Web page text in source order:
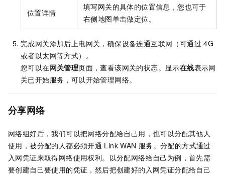
位置详情
填写网关的具体的位置信息，您也可于
右侧地图单击做定位。
完成网关添加后上电网关，确保设备连通互联网（可通过 4G
或者以太网等方式）。
您可以在网关管理页面，查看该网关的状态。显示在线表示网
关已开始服务，可以开始管理网络。
分享网络
网络组好后，我们可以把网络分配给自己用，也可以分配其他人
使用，被分配的人都必须开通 Link WAN 服务。分配的方式通过
入网凭证来取得网络使用权利。以分配网络给自己为例，首先需
要创建自己要使用的凭证，然后把创建好的入网凭证分配给自己